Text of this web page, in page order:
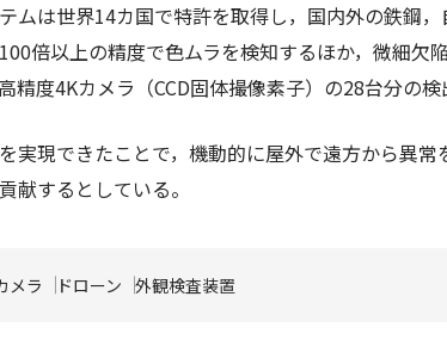
ムは世界14カ国で特許を取得し，国内外の鉄鋼
倍以上の精度で色ムラを検知するほか，微細欠
精度4Kカメラ（CCD固体撮像素子）の28台分の
実現できたことで，機動的に屋外で遠方から異
献するとしている。
メラ ドローン 外観検査装置